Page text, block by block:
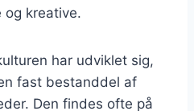
og kreative.
har udviklet sig,
fast bestanddel af
Den findes ofte på